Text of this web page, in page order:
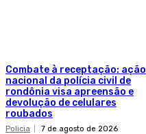
Combate à receptação: ação
nacional da polícia civil de
rondônia visa apreensão e
devolução de celulares
roubados
Policia 7 de agosto de 2026